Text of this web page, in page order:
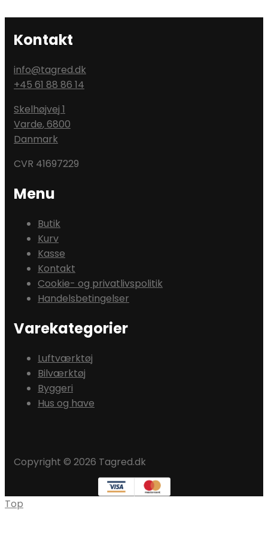
Kontakt
info@tagred.dk
+45 61 88 86 14
Skelhøjvej 1
Varde,6800
Danmark
CVR 41697229
Menu
Butik
Kurv
Kasse
Kontakt
Cookie- og privatlivspolitik
Handelsbetingelser
Varekategorier
Luftværktøj
Bilværktøj
Byggeri
Hus og have
Copyright © 2026 Tagred.dk
Top